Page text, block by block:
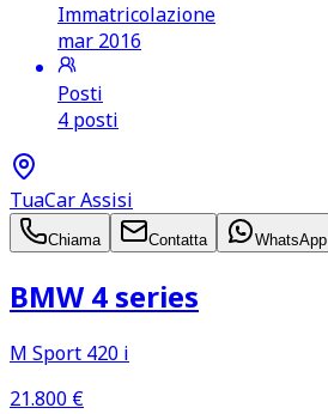
Immatricolazione
mar 2016
Posti
4 posti
TuaCar Assisi
Chiama Contatta WhatsApp
BMW 4 series
M Sport 420 i
21.800 €